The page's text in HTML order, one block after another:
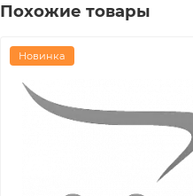
Похожие товары
Новинка